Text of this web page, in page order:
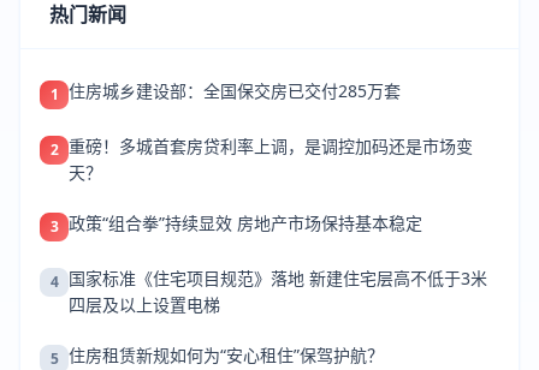
热门新闻
1 住房城乡建设部：全国保交房已交付285万套
2 重磅！多城首套房贷利率上调，是调控加码还是市场变
天？
3 政策“组合拳”持续显效 房地产市场保持基本稳定
4 国家标准《住宅项目规范》落地 新建住宅层高不低于3米
四层及以上设置电梯
5 住房租赁新规如何为“安心租住”保驾护航？